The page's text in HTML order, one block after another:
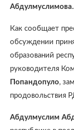
Абдулмуслимова.
Как сообщает
обсуждении
образований
руководителя
Попандопуло,
продовольствия
Абдулмуслим